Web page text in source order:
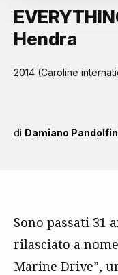
Hendra
2014 (Caroline
di Damiano
Sono passati 31
rilasciato a
Marine Drive”,